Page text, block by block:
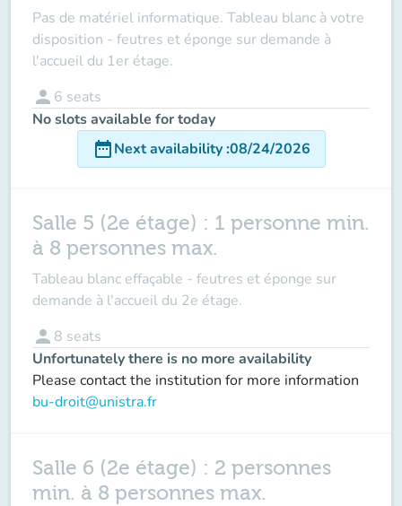
Pas de matériel informatique. Tableau blanc à votre
disposition - feutres et éponge sur demande à
l'accueil du 1er étage.
person 6 seats
No slots available for today
date_rangeNext availability:08/24/2026
Salle 5 (2e étage) : 1 personne min.
à 8 personnes max.
Tableau blanc effaçable - feutres et éponge sur
demande à l'accueil du 2e étage.
person 8 seats
Unfortunately there is no more availability
Please contact the institution for more information
bu-droit@unistra.fr
Salle 6 (2e étage) : 2 personnes
min. à 8 personnes max.